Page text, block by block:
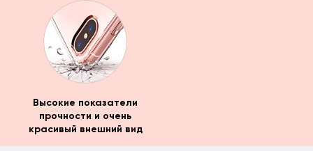
Высокие показатели
прочности и очень
красивый внешний вид